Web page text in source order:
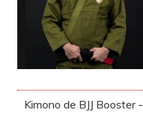
Kimono de BJJ Booster -